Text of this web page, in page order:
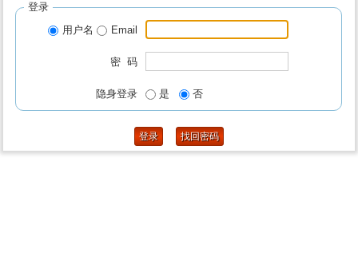
登录
用户名
Email
密 码
隐身登录 是 否